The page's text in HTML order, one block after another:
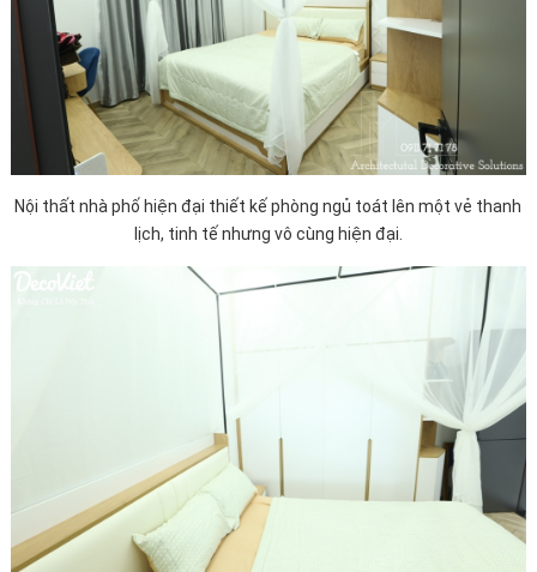
Nội thất nhà phố hiện đại thiết kế phòng ngủ toát lên một vẻ thanh
lịch, tinh tế nhưng vô cùng hiện đại.